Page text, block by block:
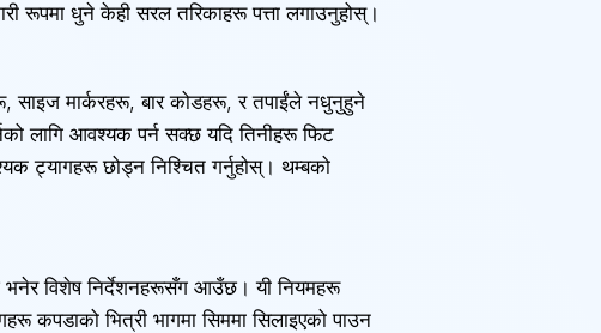
रूपमा धुने केही सरल तरिकाहरू पत्ता लगाउनुहोस्।
मार्करहरू, बार कोडहरू, र तपाईंले नधुनुहुने
लागि आवश्यक पर्न सक्छ यदि तिनीहरू फिट
ट्यागहरू छोड्न निश्चित गर्नुहोस्। थम्बको
विशेष निर्देशनहरूसँग आउँछ। यी नियमहरू
कपडाको भित्री भागमा सिममा सिलाइएको पाउन